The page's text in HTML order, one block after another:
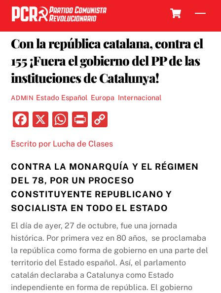
Skip
content
Con la república catalana, contra el
155 ¡Fuera el gobierno del PP de las
instituciones de Catalunya!
ADMIN Estado Español Europa Internacional
F
c
e
b
o
o
k
X
W
at
s
A
p
p
P
nt p
y
Li
n
k
Escrito por Lucha de Clases
CONTRA LA MONARQUÍA Y EL RÉGIMEN
DEL 78, POR UN PROCESO
CONSTITUYENTE REPUBLICANO Y
SOCIALISTA EN TODO EL ESTADO
El día de ayer, 27 de octubre, fue una jornada
histórica. Por primera vez en 80 años, se proclamaba
la república como forma de gobierno en una parte del
territorio del Estado español. Así, el parlamento
catalán declaraba a Catalunya como Estado
independiente en forma de república. El gobierno